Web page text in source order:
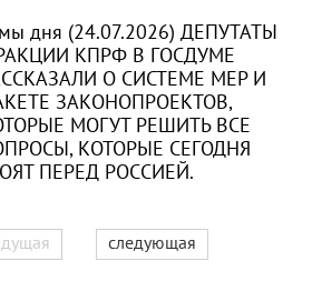
дня (24.07.2026) ДЕПУТАТЫ
КПРФ В ГОСДУМЕ
О СИСТЕМЕ МЕР И
ЗАКОНОПРОЕКТОВ,
МОГУТ РЕШИТЬ ВСЕ
КОТОРЫЕ СЕГОДНЯ
ПЕРЕД РОССИЕЙ.
следующая